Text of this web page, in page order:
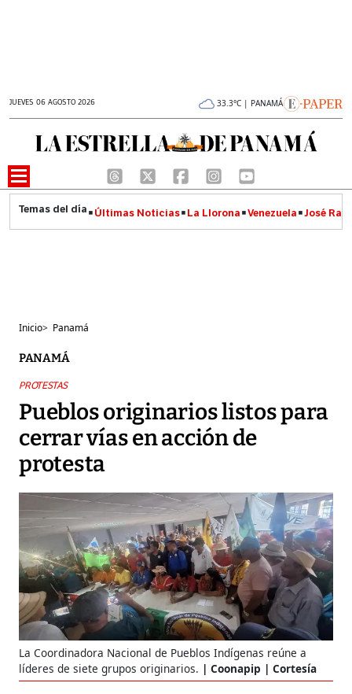
JUEVES 06 AGOSTO 2026 33.3°C | PANAMÁ
Últimas Noticias La Llorona Venezuela José
Inicio> Panamá
PANAMÁ
PROTESTAS
Pueblos originarios listos para
cerrar vías en acción de
protesta
La Coordinadora Nacional de Pueblos Indígenas reúne a
líderes de siete grupos originarios.
Coonapip | Cortesía